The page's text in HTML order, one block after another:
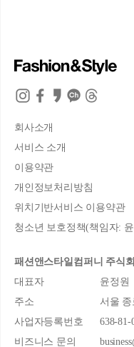
회사소개
서비스 소개
이용약관
개인정보처리방침
위치기반서비스 이용약관
청소년 보호정책(책임자:
패션앤스타일컴퍼니 주식
대표자
윤정원
주소
서울 종
사업자등록번호
638-81-
비즈니스 문의